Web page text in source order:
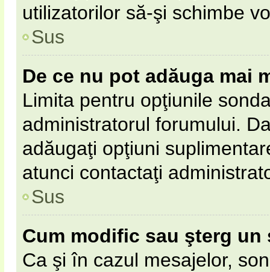
utilizatorilor să-şi schimbe
Sus
De ce nu pot adăuga mai
Limita pentru opţiunile
administratorul forumului.
adăugaţi opţiuni
atunci contactaţi
Sus
Cum modific sau şterg un
Ca şi în cazul mesajelor,